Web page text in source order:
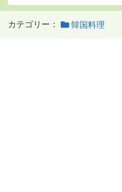
カテゴリー： 韓国料理